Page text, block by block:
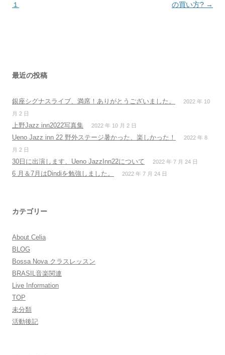
稿
シ
ン
１
の買い方? →
最近の投稿
銀座シグナスライブ、満席！ありがとうございました。
2022 年 10
月 2 日
上野Jazz inn2022写真集 2022 年 10 月 2 日
Ueno Jazz inn 22 野外ステージ暑かった、楽しかった！
2022 年 8
月 2 日
30日に出演します、Ueno JazzInn22について 2022 年 7 月 24 日
6 月＆7月はDindiを勉強しました。 2022 年 7 月 24 日
カテゴリー
About Celia
BLOG
Bossa Nova クラスレッスン
BRASIL音楽関連
Live Information
TOP
未分類
活動後記